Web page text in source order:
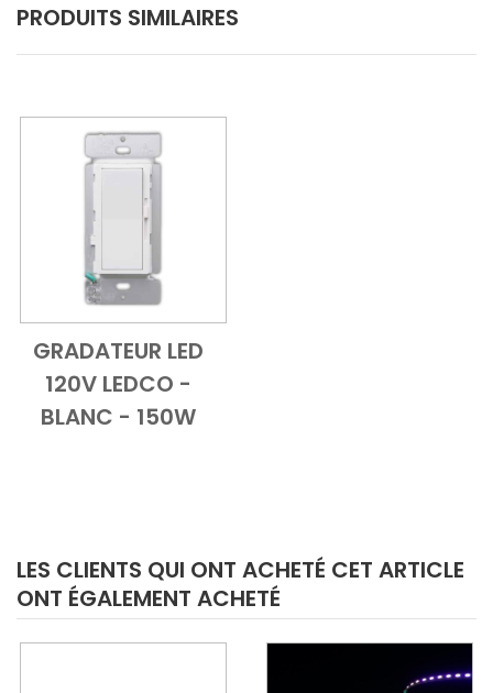
PRODUITS SIMILAIRES
Add to CartVue d'ensemble
GRADATEUR LED
120V LEDCO -
BLANC - 150W
LES CLIENTS QUI ONT ACHETÉ CET ARTICLE
ONT ÉGALEMENT ACHETÉ